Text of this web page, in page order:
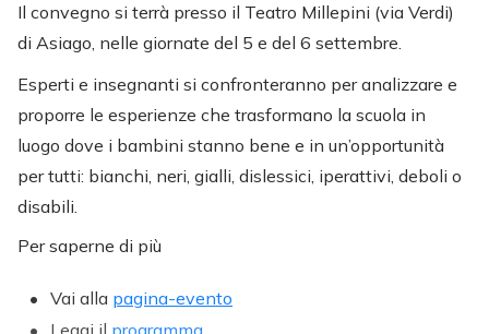
Il convegno si terrà presso il Teatro Millepini (via Verdi)
di Asiago, nelle giornate del 5 e del 6 settembre.
Esperti e insegnanti si confronteranno per analizzare e
proporre le esperienze che trasformano la scuola in
luogo dove i bambini stanno bene e in un’opportunità
per tutti: bianchi, neri, gialli, dislessici, iperattivi, deboli o
disabili.
Per saperne di più
Vai alla pagina-evento
Leggi il programma